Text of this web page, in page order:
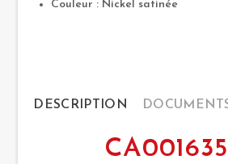
Couleur : Nickel satinée
DESCRIPTION